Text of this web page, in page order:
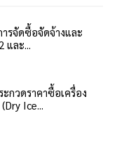
ารจัดซื้อจัดจ้างและ
ละ...
กวดราคาซื้อเครื่อง
Ice...